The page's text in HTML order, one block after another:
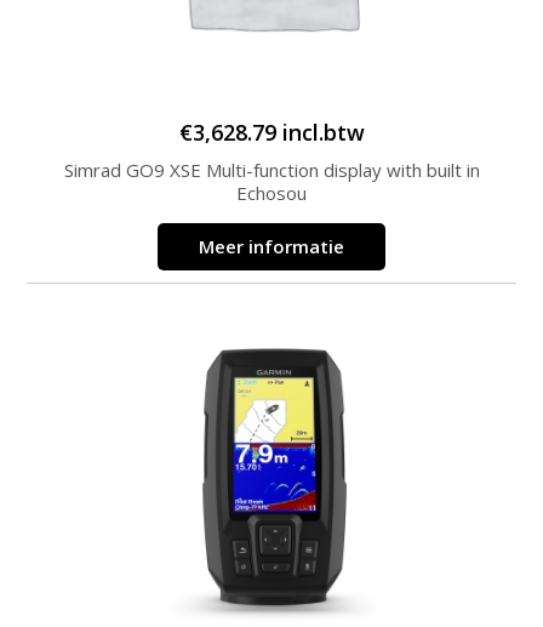
€3,628.79 incl.btw
Simrad GO9 XSE Multi-function display with built in
Echosou
Meer informatie